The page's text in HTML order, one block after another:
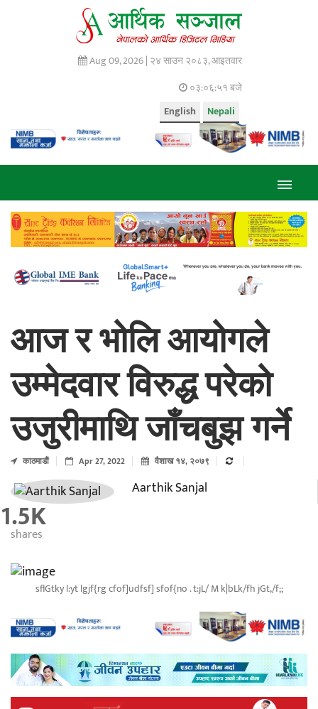
Aug 09, 2026 | २४ साउन २०८३, आइतवार
०३:०६:५२ बजे
Nepali
English
आज र भोलि आयोगले
उम्मेदवार विरुद्ध परेको
उजुरीमाथि जाँचबुझ गर्ने
काठमाडाैं Apr 27, 2022 वैशाख १४, २०७९
Aarthik Sanjal
1.5K
shares
sflGtky l:yt lgjf{rg cfof]udfsf] sfof{no . t:jL/ M k|bLk/fh jGt,/f;;